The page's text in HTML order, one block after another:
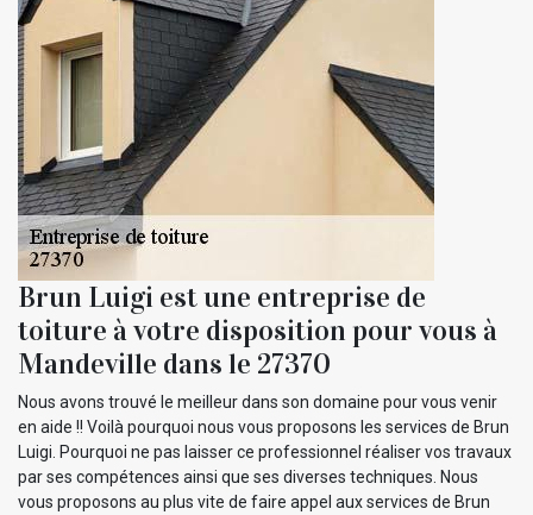
Brun Luigi est une entreprise de
toiture à votre disposition pour vous à
Mandeville dans le 27370
Nous avons trouvé le meilleur dans son domaine pour vous venir
en aide !! Voilà pourquoi nous vous proposons les services de Brun
Luigi. Pourquoi ne pas laisser ce professionnel réaliser vos travaux
par ses compétences ainsi que ses diverses techniques. Nous
vous proposons au plus vite de faire appel aux services de Brun